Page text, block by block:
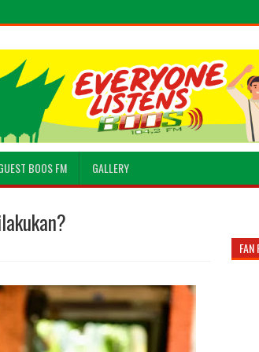
BOOS FM GALLERY
FAN